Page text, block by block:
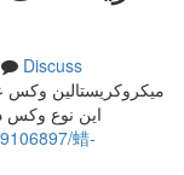
Discuss
میکروکریستالین وکس
این نوع وکس
蜡-